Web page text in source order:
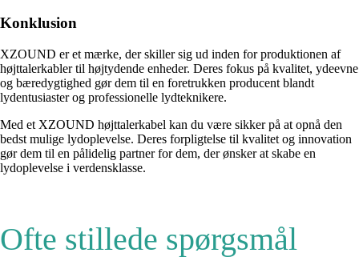
Konklusion
XZOUND er et mærke, der skiller sig ud inden for produktionen af
højttalerkabler til højtydende enheder. Deres fokus på kvalitet, ydeevne
og bæredygtighed gør dem til en foretrukken producent blandt
lydentusiaster og professionelle lydteknikere.
Med et XZOUND højttalerkabel kan du være sikker på at opnå den
bedst mulige lydoplevelse. Deres forpligtelse til kvalitet og innovation
gør dem til en pålidelig partner for dem, der ønsker at skabe en
lydoplevelse i verdensklasse.
Ofte stillede spørgsmål